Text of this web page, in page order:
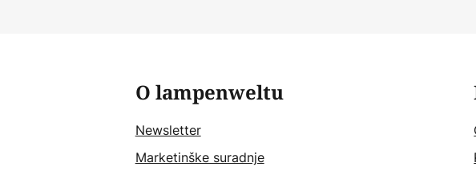
O lampenweltu
Newsletter
Marketinške suradnje